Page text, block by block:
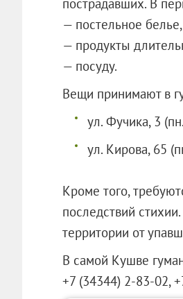
пострадавших. В
— постельное
— продукты
— посуду.
Вещи принимают в
ул. Фучика, 3
ул. Кирова, 65
Кроме того,
последствий
территории от
В самой Кушве
+7 (34344) 2-83-02,